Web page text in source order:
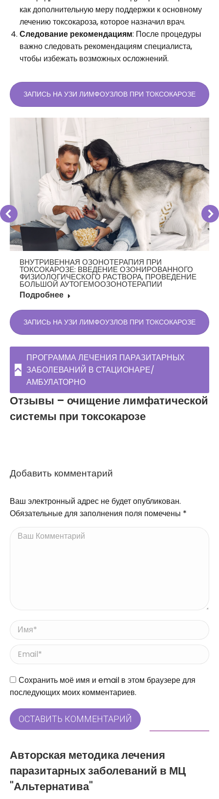
как дополнительную меру поддержки к основному
лечению токсокароза, которое назначил врач.
Следование рекомендациям: После процедуры
важно следовать рекомендациям специалиста,
чтобы избежать возможных осложнений.
ЗАПИСЬ НА УЗИ ЛИМФОУЗЛОВ ПРИ ТОКСОКАРОЗЕ
ВНУТРИВЕННАЯ ОЗОНОТЕРАПИЯ ПРИ
ТОКСОКАРОЗЕ: ВВЕДЕНИЕ ОЗОНИРОВАННОГО
ФИЗИОЛОГИЧЕСКОГО РАСТВОРА, ПРОВЕДЕНИЕ
БОЛЬШОЙ АУТОГЕМООЗОНОТЕРАПИИ
Подробнее
ЗАПИСЬ НА УЗИ ЛИМФОУЗЛОВ ПРИ ТОКСОКАРОЗЕ
ПРОГРАММА ЛЕЧЕНИЯ ПАРАЗИТАРНЫХ
ЗАБОЛЕВАНИЙ В СТАЦИОНАРЕ/
АМБУЛАТОРНО
Отзывы – очищение лимфатической
системы при токсокарозе
Добавить комментарий
Ваш электронный адрес не будет опубликован.
Обязательные для заполнения поля помечены *
Ваш Комментарий
Имя *
Email *
СайтСохранить моё имя и email в этом браузере для
последующих моих комментариев.
ОСТАВИТЬ КОММЕНТАРИЙ
Авторская методика лечения
паразитарных заболеваний в МЦ
"Альтернатива"